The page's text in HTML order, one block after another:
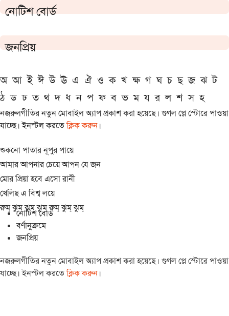
নোটিশ বোর্ড
জনপ্রিয়
অ আ ই ঈ উ ঊ এ ঐ ও ক খ ক্ষ গ ঘ চ ছ জ ঝ ট
ঠ ড ঢ ত থ দ ধ ন প ফ ব ভ ম য র ল শ স হ
নজরুলগীতির নতুন মোবাইল অ্যাপ প্রকাশ করা হয়েছে। গুগল প্লে স্টোরে পাওয়া
যাচ্ছে। ইনস্টল করতেক্লিক করুন।
শুকনো পাতার নূপুর পায়ে
আমার আপনার চেয়ে আপন যে জন
মোর প্রিয়া হবে এসো রানী
খেলিছ এ বিশ্ব লয়ে
রুম্ ঝুম্ ঝুম্ ঝুম্ রুম্ ঝুম্ ঝুম্
নোটিশ বোর্ড
বর্ণানুক্রমে
জনপ্রিয়
নজরুলগীতির নতুন মোবাইল অ্যাপ প্রকাশ করা হয়েছে। গুগল প্লে স্টোরে পাওয়া
যাচ্ছে। ইনস্টল করতেক্লিক করুন।